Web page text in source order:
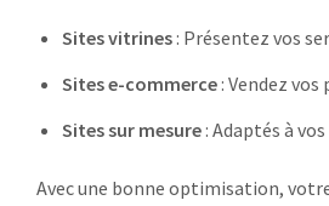
Sites vitrines: Présentez vos
Sites e-commerce: Vendez
Sites sur mesure: Adaptés à
Avec une bonne optimisation,